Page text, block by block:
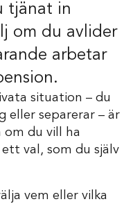
tjänat in
om du avlider
arbetar
situation – du
eller separerar – är
du vill ha
val, som du själv
vem eller vilka